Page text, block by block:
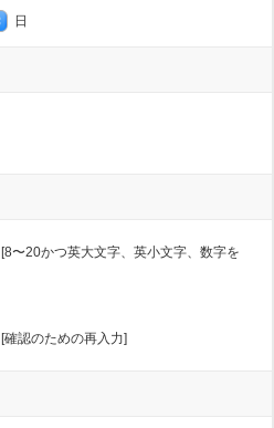
日
[8〜20かつ英大文字、英小文字、数字を
[確認のための再入力]